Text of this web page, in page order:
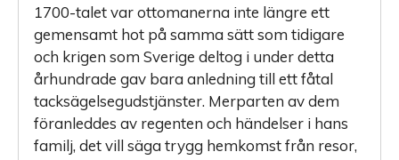
1700-talet var ottomanerna inte längre ett
gemensamt hot på samma sätt som tidigare
och krigen som Sverige deltog i under detta
århundrade gav bara anledning till ett fåtal
tacksägelsegudstjänster. Merparten av dem
föranleddes av regenten och händelser i hans
familj, det vill säga trygg hemkomst från resor,